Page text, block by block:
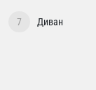
7 Диван